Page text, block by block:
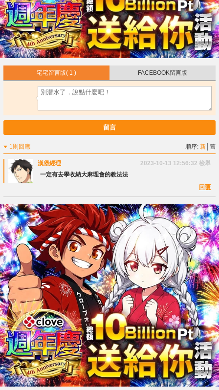
宅宅留言版( 1 ) FACEBOOK留言版
留言
1則回應 順序:新 │舊
漢堡經理 2023-10-13 12:56:32 檢舉
一定有去學收納大麻理會的教法法
回覆